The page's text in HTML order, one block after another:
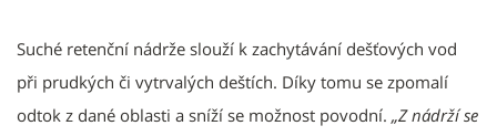
Suché retenční nádrže slouží k zachytávání dešťových vod
při prudkých či vytrvalých deštích. Díky tomu se zpomalí
odtok z dané oblasti a sníží se možnost povodní. „Z nádrží se